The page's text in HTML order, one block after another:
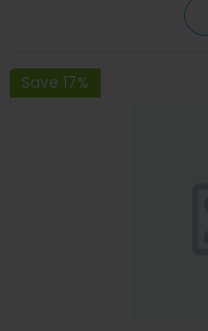
Save 17%